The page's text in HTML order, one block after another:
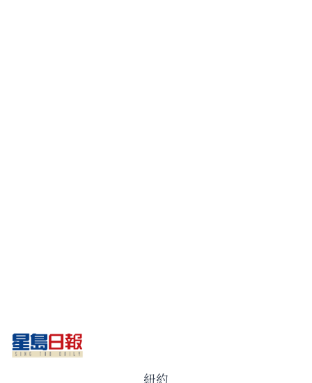
紐約